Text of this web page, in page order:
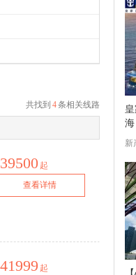
共找到 4条相关线路
39500 起
查看详情
41999 起
海
新